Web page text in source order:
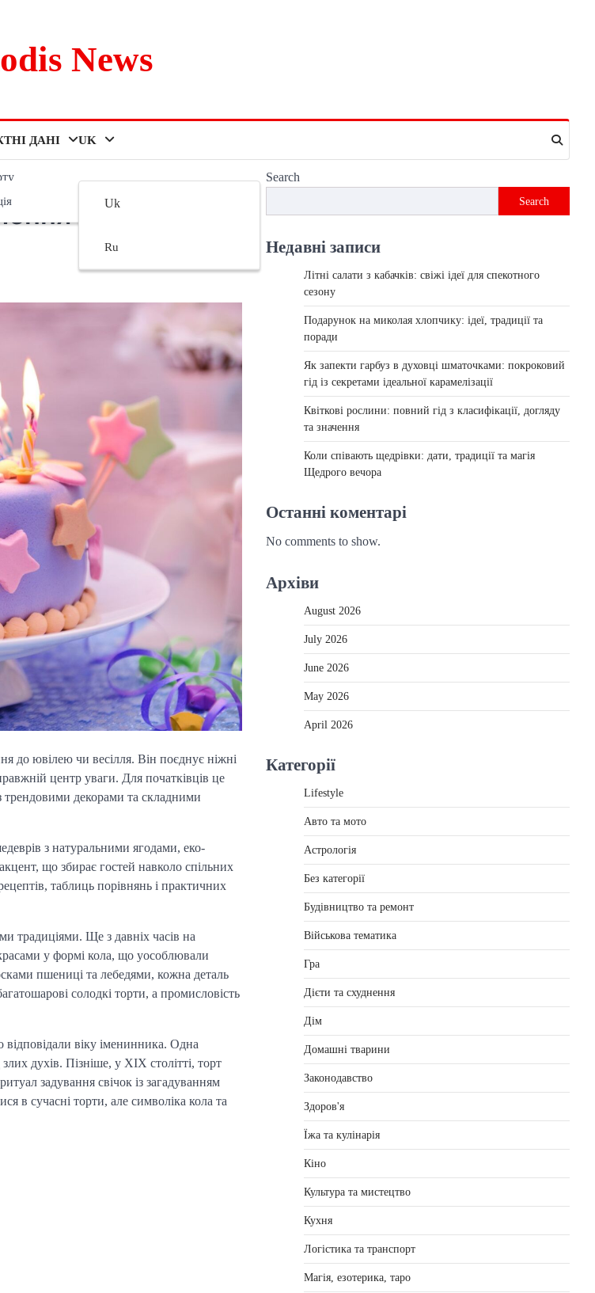
News
ДАНІ UK
Uk
Ru
та секрети
до ювілею чи весілля. Він поєднує ніжні
центр уваги. Для початківців це
трендовими декорами та складними
з натуральними ягодами, еко-
що збирає гостей навколо спільних
таблиць порівнянь і практичних
традиціями. Ще з давніх часів на
у формі кола, що уособлювали
пшениці та лебедями, кожна деталь
солодкі торти, а промисловість
відповідали віку іменинника. Одна
духів. Пізніше, у XIX столітті, торт
задування свічок із загадуванням
в сучасні торти, але символіка кола та
Search
Search
Недавні записи
Літні салати з кабачків: свіжі ідеї для спекотного
сезону
Подарунок на миколая хлопчику: ідеї, традиції та
поради
Як запекти гарбуз в духовці шматочками: покроковий
гід із секретами ідеальної карамелізації
Квіткові рослини: повний гід з класифікації, догляду
та значення
Коли співають щедрівки: дати, традиції та магія
Щедрого вечора
Останні коментарі
No comments to show.
Архіви
August 2026
July 2026
June 2026
May 2026
April 2026
Категорії
Lifestyle
Авто та мото
Астрологія
Без категорії
Будівництво та ремонт
Військова тематика
Гра
Дієти та схуднення
Дім
Домашні тварини
Законодавство
Здоров'я
Їжа та кулінарія
Кіно
Культура та мистецтво
Кухня
Логістика та транспорт
Магія, езотерика, таро